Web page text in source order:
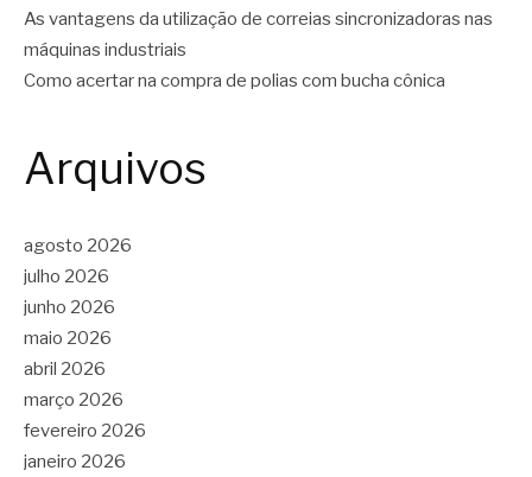
As vantagens da utilização de correias sincronizadoras nas
máquinas industriais
Como acertar na compra de polias com bucha cônica
Arquivos
agosto 2026
julho 2026
junho 2026
maio 2026
abril 2026
março 2026
fevereiro 2026
janeiro 2026